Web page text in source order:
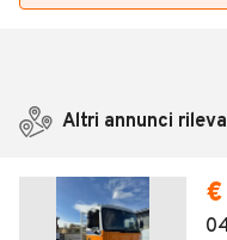
Altri annunci